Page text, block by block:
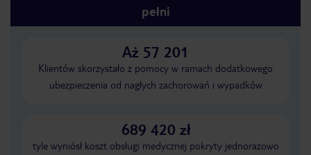
pełni
Aż 57 201
Klientów skorzystało z pomocy w ramach dodatkowego
ubezpieczenia od nagłych zachorowań i wypadków
689 420 zł
tyle wyniósł koszt obsługi medycznej pokryty jednorazowo